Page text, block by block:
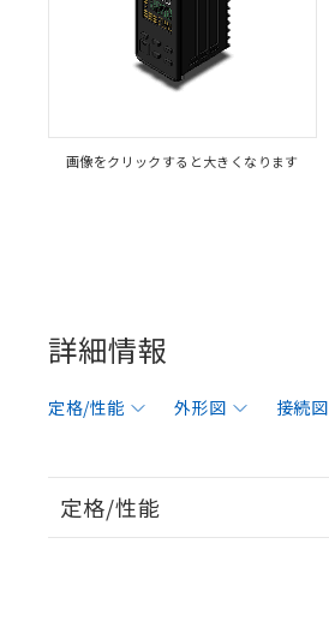
画像をクリックすると大きくなります
詳細情報
定格/性能 外形図 接続図
定格/性能